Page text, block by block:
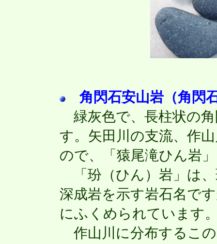
角閃石安山岩（角閃
緑灰色で、長柱状の
す。矢田川の支流、作
ので、「猿尾滝ひん岩
「玢（ひん）岩」は
深成岩を示す岩石名で
にふくめられています
作山川に分布するこ